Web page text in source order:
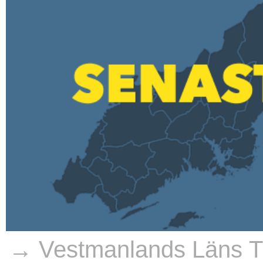
→ Vestmanlands Läns